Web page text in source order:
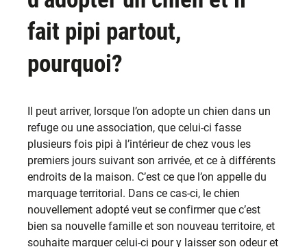
fait pipi partout,
pourquoi?
Il peut arriver, lorsque l’on adopte un chien dans un
refuge ou une association, que celui-ci fasse
plusieurs fois pipi à l’intérieur de chez vous les
premiers jours suivant son arrivée, et ce à différents
endroits de la maison. C’est ce que l’on appelle du
marquage territorial. Dans ce cas-ci, le chien
nouvellement adopté veut se confirmer que c’est
bien sa nouvelle famille et son nouveau territoire, et
souhaite marquer celui-ci pour y laisser son odeur et